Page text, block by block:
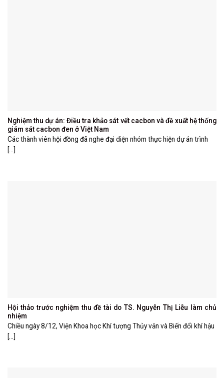
Nghiệm thu dự án: Điều tra khảo sát vết cacbon và đề xuất hệ thống
giám sát cacbon đen ở Việt Nam
Các thành viên hội đồng đã nghe đại diện nhóm thực hiện dự án trình
[...]
Hội thảo trước nghiệm thu đề tài do TS. Nguyễn Thị Liễu làm chủ
nhiệm
Chiều ngày 8/12, Viện Khoa học Khí tượng Thủy văn và Biến đổi khí hậu
[...]